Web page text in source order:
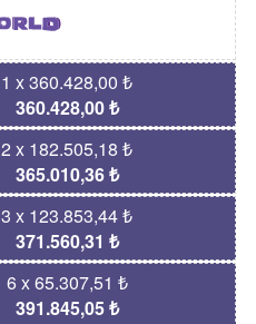
1 x 360.428,00 ₺
360.428,00 ₺
2 x 182.505,18 ₺
365.010,36 ₺
3 x 123.853,44 ₺
371.560,31 ₺
6 x 65.307,51 ₺
391.845,05 ₺